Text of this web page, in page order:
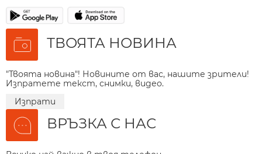
ТВОЯТА НОВИНА
"Твоята новина"! Новините от вас, нашите зрители!
Изпратете текст, снимки, видео.
Изпрати
ВРЪЗКА С НАС